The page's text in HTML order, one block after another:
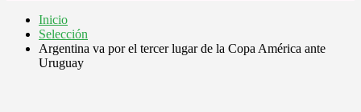
Inicio
Selección
Argentina va por el tercer lugar de la Copa América ante
Uruguay